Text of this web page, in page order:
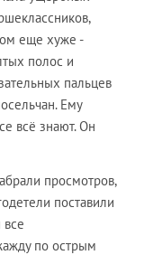
еще хуже -
полос и
пальцев
Ему
всё знают. Он
просмотров,
поставили
по острым